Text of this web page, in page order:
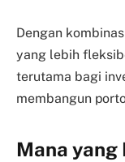
Dengan
yang lebih
terutama bagi
membangun
Mana yang